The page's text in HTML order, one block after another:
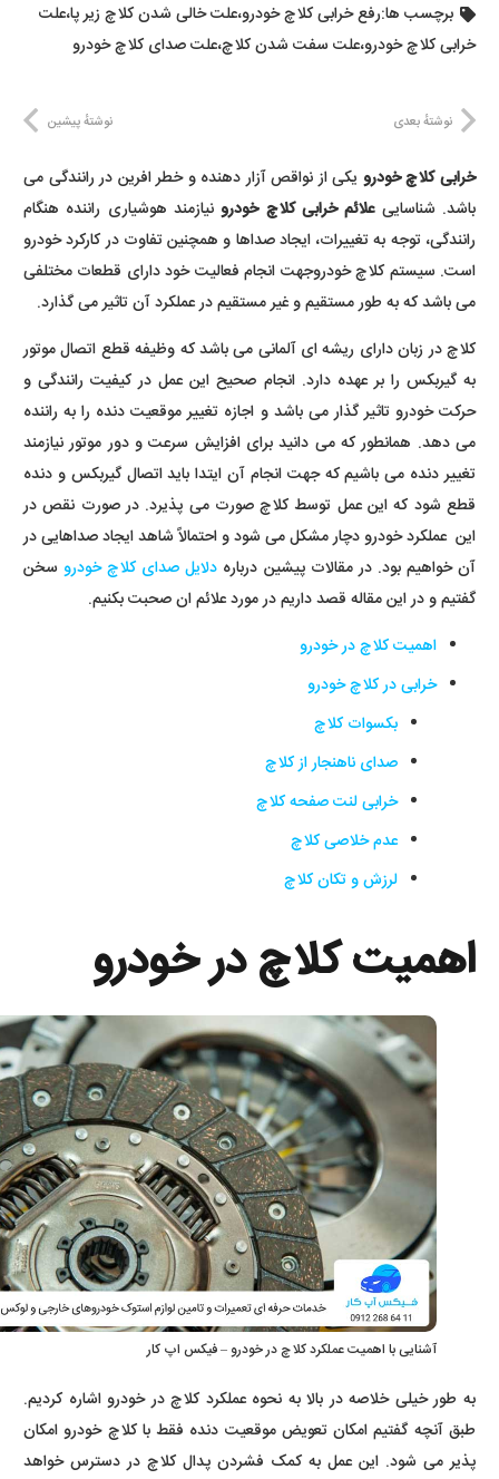
برچسب ها:رفع خرابی کلاچ خودرو،علت خالی شدن کلاچ زیر پا،علت
خرابی کلاچ خودرو،علت سفت شدن کلاچ،علت صدای کلاچ خودرو
نوشتهٔ پیشین نوشتهٔ بعدی
خرابی کلاچ خودرو یکی از نواقص آزار دهنده و خطر افرین در رانندگی می
باشد. شناساییعلائم خرابی کلاچ خودرونیازمند هوشیاری راننده هنگام
رانندگی، توجه به تغییرات، ایجاد صداها و همچنین تفاوت در کارکرد خودرو
است. سیستم کلاچ خودروجهت انجام فعالیت خود دارای قطعات مختلفی
می باشد که به طور مستقیم و غیر مستقیم در عملکرد آن تاثیر می گذارد.
کلاچ در زبان دارای ریشه ای آلمانی می باشد که وظیفه قطع اتصال موتور
به گیربکس را بر عهده دارد. انجام صحیح این عمل در کیفیت رانندگی و
حرکت خودرو تاثیر گذار می باشد و اجازه تغییر موقعیت دنده را به راننده
می دهد. همانطور که می دانید برای افزایش سرعت و دور موتور نیازمند
تغییر دنده می باشیم که جهت انجام آن ایتدا باید اتصال گیربکس و دنده
قطع شود که این عمل توسط کلاچ صورت می پذیرد. در صورت نقص در
این عملکرد خودرو دچار مشکل می شود و احتمالاً شاهد ایجاد صداهایی در
آن خواهیم بود. در مقالات پیشین درباره دلایل صدای کلاچ خودروسخن
گفتیم و در این مقاله قصد داریم در مورد علائم ان صحبت بکنیم.
اهمیت کلاچ در خودرو
خرابی در کلاچ خودرو
بکسوات کلاچ
صدای ناهنجار از کلاچ
خرابی لنت صفحه کلاچ
عدم خلاصی کلاچ
لرزش و تکان کلاچ
اهمیت کلاچ در خودرو
آشنایی با اهمیت عملکرد کلاچ در خودرو – فیکس اپ کار
به طور خیلی خلاصه در بالا به نحوه عملکرد کلاچ در خودرو اشاره کردیم.
طبق آنچه گفتیم امکان تعویض موقعیت دنده فقط با کلاچ خودرو امکان
پذیر می شود. این عمل به کمک فشردن پدال کلاچ در دسترس خواهد